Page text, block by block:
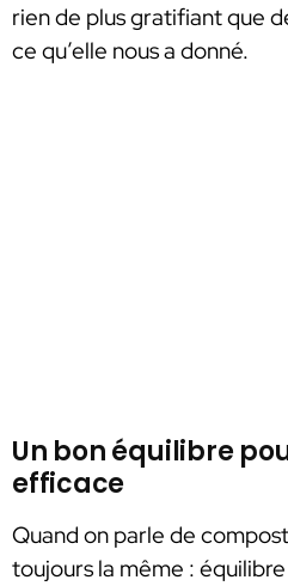
rien de plus gratifiant que
ce qu’elle nous a donné.
Un bon équilibre
efficace
Quand on parle de
toujours la même :